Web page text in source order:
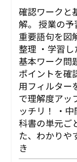
確認ワークと
解。 授業の
重要語句を図
整理 ・学習
基本ワーク問
ポイントを確
用フィルター
で理解度アッ
ッチリ！ ・
科書の単元ご
た、わかりや
き